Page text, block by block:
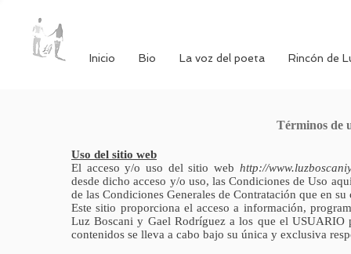
Inicio Bio La voz del poeta Rincón de
Términos de
Uso del sitio web
El acceso y/o uso del sitio web http://
desde dicho acceso y/o uso, las Condiciones de Uso
de las Condiciones Generales de Contratación que en
Este sitio proporciona el acceso a información,
Luz Boscani y Gael Rodríguez a los que el
contenidos se lleva a cabo bajo su única y exclusiva